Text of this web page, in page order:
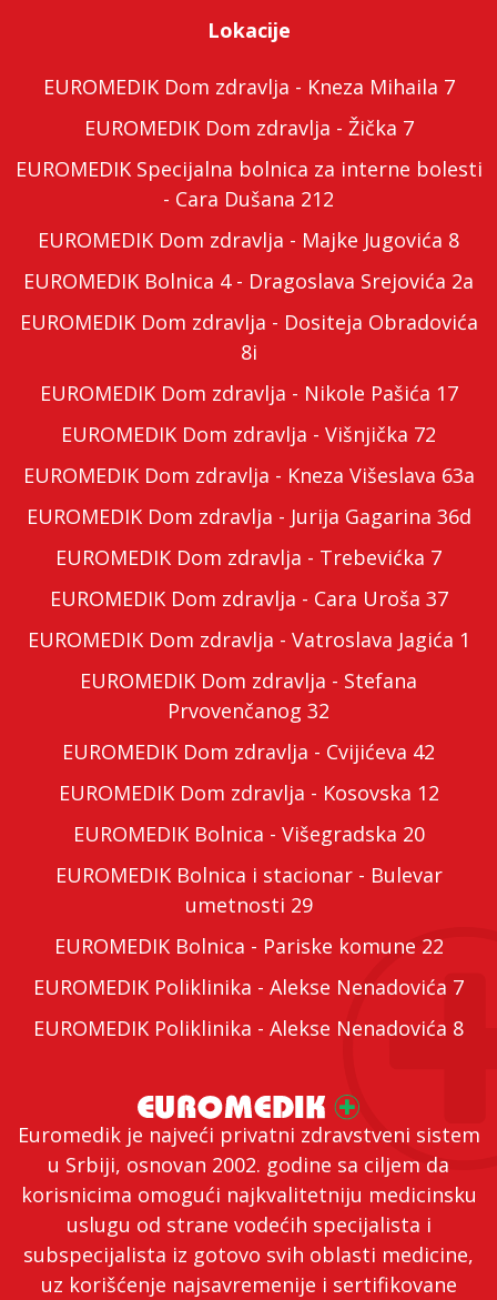
Euromedik je najveći privatni zdravstveni sistem
u Srbiji, osnovan 2002. godine sa ciljem da
korisnicima omogući najkvalitetniju medicinsku
uslugu od strane vodećih specijalista i
subspecijalista iz gotovo svih oblasti medicine,
uz korišćenje najsavremenije i sertifikovane
Lokacije
EUROMEDIK Dom zdravlja - Kneza Mihaila 7
EUROMEDIK Dom zdravlja - Žička 7
EUROMEDIK Specijalna bolnica za interne bolesti
- Cara Dušana 212
EUROMEDIK Dom zdravlja - Majke Jugovića 8
EUROMEDIK Bolnica 4 - Dragoslava Srejovića 2a
EUROMEDIK Dom zdravlja - Dositeja Obradovića
8i
EUROMEDIK Dom zdravlja - Nikole Pašića 17
EUROMEDIK Dom zdravlja - Višnjička 72
EUROMEDIK Dom zdravlja - Kneza Višeslava 63a
EUROMEDIK Dom zdravlja - Jurija Gagarina 36d
EUROMEDIK Dom zdravlja - Trebevićka 7
EUROMEDIK Dom zdravlja - Cara Uroša 37
EUROMEDIK Dom zdravlja - Vatroslava Jagića 1
EUROMEDIK Dom zdravlja - Stefana
Prvovenčanog 32
EUROMEDIK Dom zdravlja - Cvijićeva 42
EUROMEDIK Dom zdravlja - Kosovska 12
EUROMEDIK Bolnica - Višegradska 20
EUROMEDIK Bolnica i stacionar - Bulevar
umetnosti 29
EUROMEDIK Bolnica - Pariske komune 22
EUROMEDIK Poliklinika - Alekse Nenadovića 7
EUROMEDIK Poliklinika - Alekse Nenadovića 8